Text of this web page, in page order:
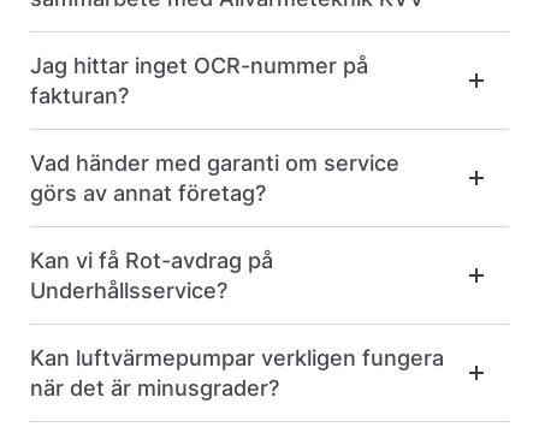
Jag hittar inget OCR-nummer på
fakturan?
Vad händer med garanti om service
görs av annat företag?
Kan vi få Rot-avdrag på
Underhållsservice?
Kan luftvärmepumpar verkligen fungera
när det är minusgrader?